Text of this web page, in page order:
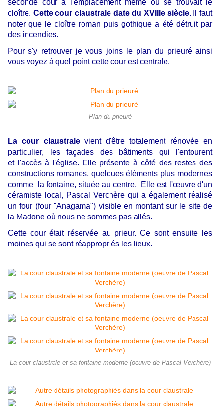
seconde cour à l'emplacement même où se trouvait le
cloître. Cette cour claustrale date du XVIIIe siècle.
Il faut
noter que le cloître roman puis gothique a été détruit par
des incendies.
Pour s'y retrouver je vous joins le plan du prieuré ainsi
vous voyez à quel point cette cour est centrale.
Plan du prieuré
La cour claustrale vient d'être totalement rénovée en
particulier, les façades des bâtiments qui l'entourent
et l'accès à l'église. Elle présente à côté des restes des
constructions romanes, quelques éléments plus modernes
comme la fontaine, située au centre. Elle est l'œuvre d'un
céramiste local, Pascal Verchère qui a également réalisé
un four (four "Anagama") visible en montant sur le site de
la Madone où nous ne sommes pas allés.
Cette cour était réservée au prieur. Ce sont ensuite les
moines qui se sont réappropriés les lieux.
La cour claustrale et sa fontaine moderne (oeuvre de Pascal Verchère)